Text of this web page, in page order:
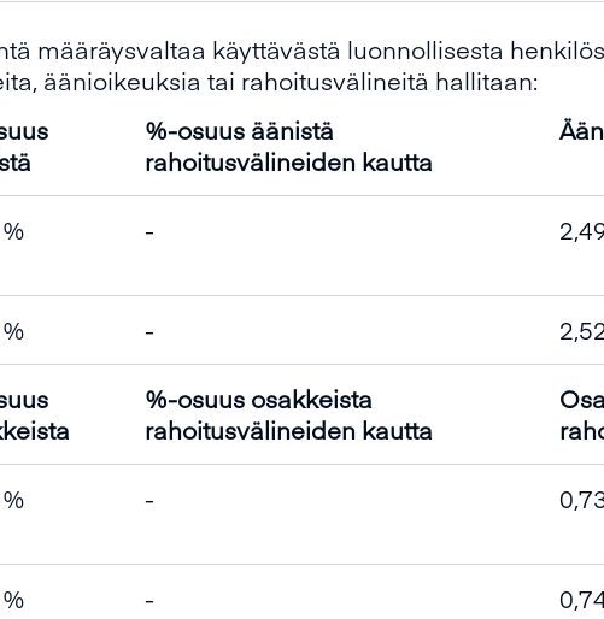
määräysvaltaa käyttävästä luonnollisesta
äänioikeuksia tai rahoitusvälineitä hallitaan:
%-osuus äänistä
rahoitusvälineiden kautta
-
-
%-osuus osakkeista
rahoitusvälineiden kautta
-
-